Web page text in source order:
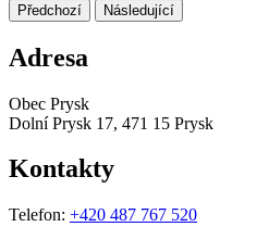
Předchozí Následující
Adresa
Obec Prysk
Dolní Prysk 17, 471 15 Prysk
Kontakty
Telefon: +420 487 767 520